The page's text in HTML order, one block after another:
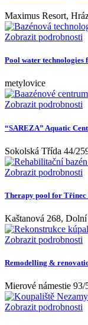
Maximus Resort,
Zobrazit podrobnosti
Pool water
metylovice
Zobrazit podrobnosti
“SAREZA” Aquatic
Sokolská Třída 44/
Zobrazit podrobnosti
Therapy pool for Třinec
Kaštanová 268,
Zobrazit podrobnosti
Remodelling &
Mierové námestie
Zobrazit podrobnosti